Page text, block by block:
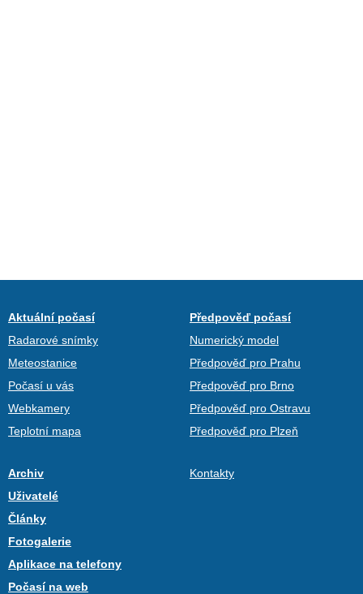
Aktuální počasí
Radarové snímky
Meteostanice
Počasí u vás
Webkamery
Teplotní mapa
Předpověď počasí
Numerický model
Předpověď pro Prahu
Předpověď pro Brno
Předpověď pro Ostravu
Předpověď pro Plzeň
Archiv
Uživatelé
Články
Fotogalerie
Aplikace na telefony
Počasí na web
Kontakty